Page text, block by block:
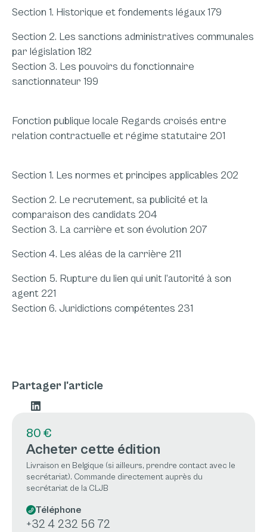
Section 1. Historique et fondements légaux 179
Section 2. Les sanctions administratives communales
par législation 182
Section 3. Les pouvoirs du fonctionnaire
sanctionnateur 199
Fonction publique locale Regards croisés entre
relation contractuelle et régime statutaire 201
Section 1. Les normes et principes applicables 202
Section 2. Le recrutement, sa publicité et la
comparaison des candidats 204
Section 3. La carrière et son évolution 207
Section 4. Les aléas de la carrière 211
Section 5. Rupture du lien qui unit l’autorité à son
agent 221
Section 6. Juridictions compétentes 231
Partager l'article
80 €
Acheter cette édition
Livraison en Belgique (si ailleurs, prendre contact avec le
secrétariat). Commande directement auprès du
secrétariat de la CLJB
Téléphone
+32 4 232 56 72